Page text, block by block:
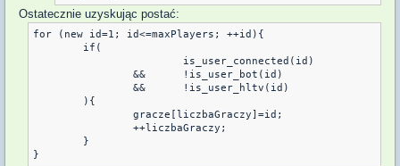
Ostatecznie uzyskując postać:
for (new id=1; id<=maxPlayers; ++id){